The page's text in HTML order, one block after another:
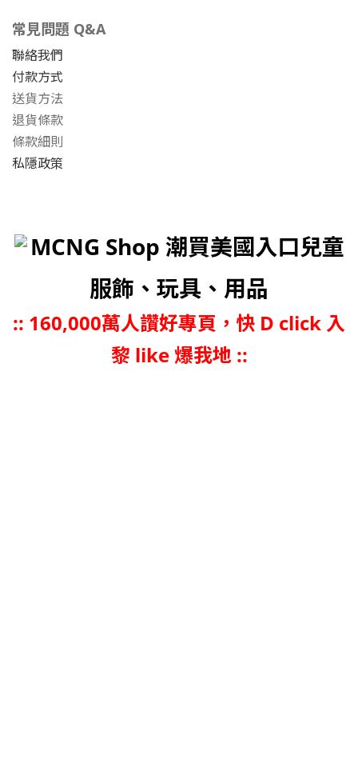
常見問題 Q&A
聯絡我們
付款方式
送貨方法
退貨條款
條款細則
私隱政策
MCNG Shop 潮買美國入口兒童
服飾、玩具、用品
:: 160,000萬人讚好專頁，快 D click 入
黎 like 爆我地 ::